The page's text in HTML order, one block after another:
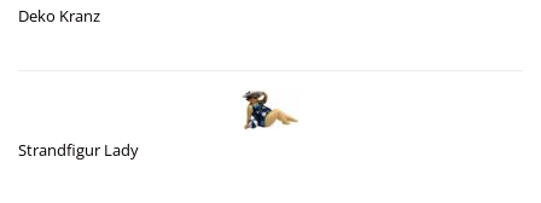
Deko Kranz
Strandfigur Lady